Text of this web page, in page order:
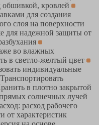
обшивкой, кровлей
для создания
слоя на поверхности
надежной защиты от
во влажных
в светло-желтый цвет
индивидуальные
Транспортировать
в плотно закрытой
прямых солнечных лучей
расход рабочего
от характеристик